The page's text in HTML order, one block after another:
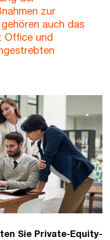
zur
auch das
Office und
Sie Private-Equity-